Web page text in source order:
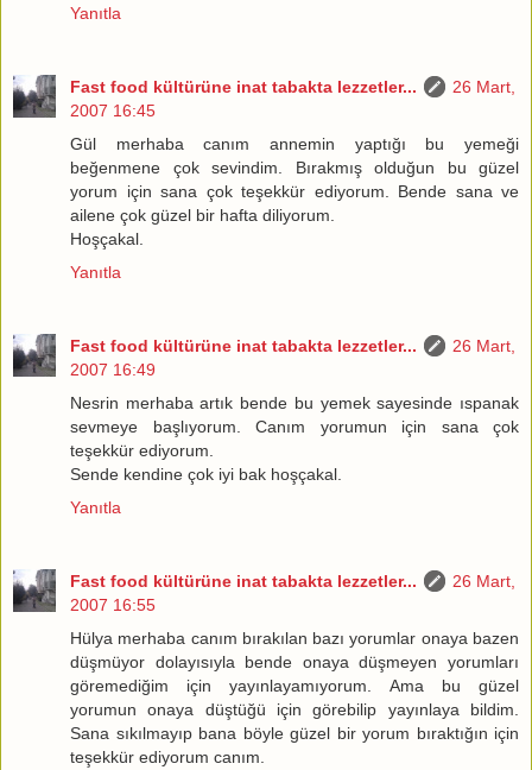
Yanıtla
Fast food kültürüne inat tabakta lezzetler...
26 Mart,
2007 16:45
Gül merhaba canım annemin yaptığı bu yemeği
beğenmene çok sevindim. Bırakmış olduğun bu güzel
yorum için sana çok teşekkür ediyorum. Bende sana ve
ailene çok güzel bir hafta diliyorum.
Hoşçakal.
Yanıtla
Fast food kültürüne inat tabakta lezzetler...
26 Mart,
2007 16:49
Nesrin merhaba artık bende bu yemek sayesinde ıspanak
sevmeye başlıyorum. Canım yorumun için sana çok
teşekkür ediyorum.
Sende kendine çok iyi bak hoşçakal.
Yanıtla
Fast food kültürüne inat tabakta lezzetler...
26 Mart,
2007 16:55
Hülya merhaba canım bırakılan bazı yorumlar onaya bazen
düşmüyor dolayısıyla bende onaya düşmeyen yorumları
göremediğim için yayınlayamıyorum. Ama bu güzel
yorumun onaya düştüğü için görebilip yayınlaya bildim.
Sana sıkılmayıp bana böyle güzel bir yorum bıraktığın için
teşekkür ediyorum canım.